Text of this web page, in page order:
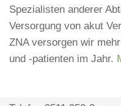
Spezialisten anderer
Versorgung von akut
ZNA versorgen wir
und -patienten im Jahr.